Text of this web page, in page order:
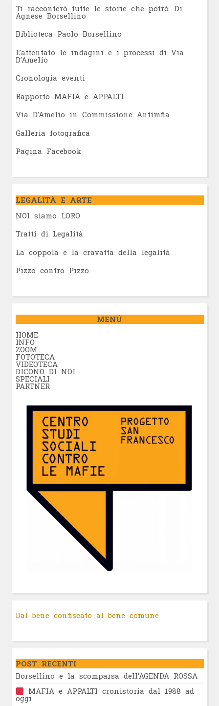
Ti racconterò tutte le storie che potrò. Di
Agnese Borsellino
Biblioteca Paolo Borsellino
L’attentato le indagini e i processi di Via
D’Amelio
Cronologia eventi
Rapporto MAFIA e APPALTI
Via D’Amelio in Commissione Antimfia
Galleria fotografica
Pagina Facebook
LEGALITÀ E ARTE
NOI siamo LORO
Tratti di Legalità
La coppola e la cravatta della legalità
Pizzo contro Pizzo
MENÚ
HOME
INFO
ZOOM
FOTOTECA
VIDEOTECA
DICONO DI NOI
SPECIALI
PARTNER
Dal bene confiscato al bene comune
POST RECENTI
Borsellino e la scomparsa dell’AGENDA ROSSA
MAFIA e APPALTI cronistoria dal 1988 ad
oggi